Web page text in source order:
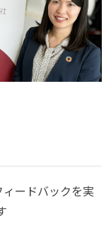
ードバックを実